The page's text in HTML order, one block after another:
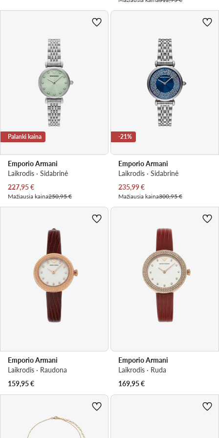
Palanki kaina
Emporio Armani
Laikrodis · Sidabrinė
Dabartinė kaina
227,95€
Mažiausia kaina250,95 €
-21%
Emporio Armani
Laikrodis · Sidabrinė
Dabartinė kaina
235,99€
Mažiausia kaina300,95 €
Emporio Armani
Laikrodis · Raudona
159,95€
Emporio Armani
Laikrodis · Ruda
169,95€